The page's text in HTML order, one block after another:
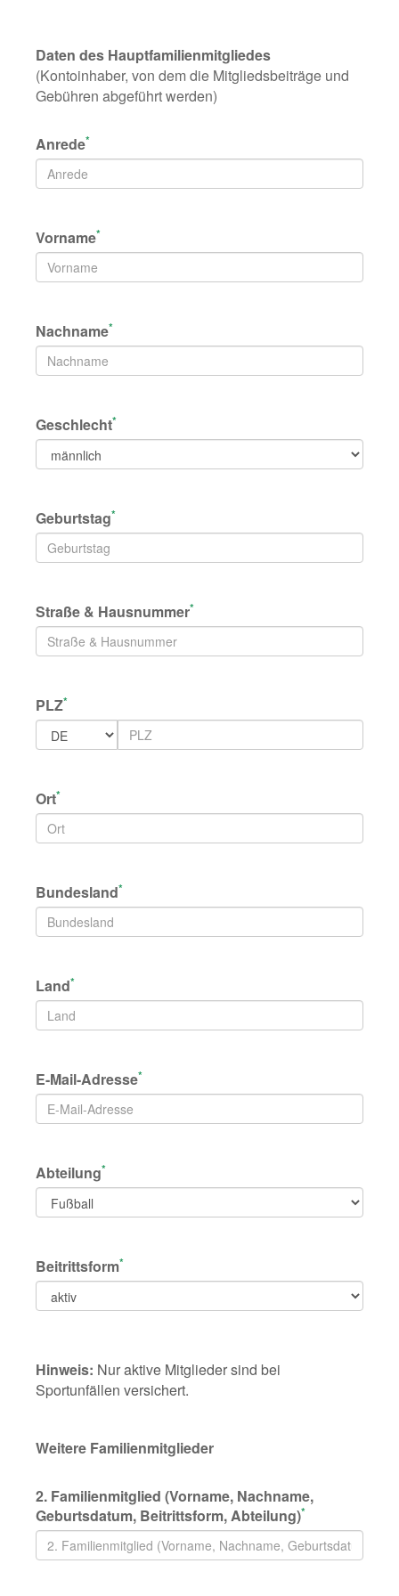
Daten des Hauptfamilienmitgliedes
(Kontoinhaber, von dem die Mitgliedsbeiträge und
Gebühren abgeführt werden)
Anrede*
Vorname*
Nachname*
Geschlecht*
Geburtstag*
Straße & Hausnummer*
PLZ*
Ort*
Bundesland*
Land*
E-Mail-Adresse*
Abteilung*
Beitrittsform*
Hinweis: Nur aktive Mitglieder sind bei
Sportunfällen versichert.
Weitere Familienmitglieder
2. Familienmitglied (Vorname, Nachname,
Geburtsdatum, Beitrittsform, Abteilung)*